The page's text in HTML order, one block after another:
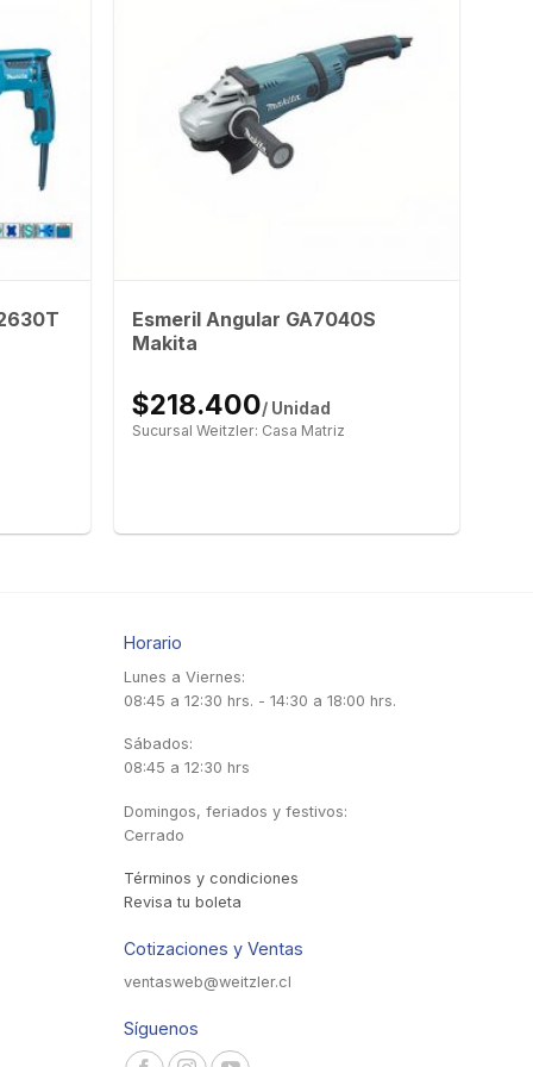
Esmeril Angular GA7040S
Makita
$218.400/ Unidad
Sucursal Weitzler: Casa Matriz
Horario
Lunes a Viernes:
08:45 a 12:30 hrs. - 14:30 a 18:00 hrs.
Sábados:
08:45 a 12:30 hrs
Domingos, feriados y festivos:
Cerrado
Términos y condiciones
Revisa tu boleta
Cotizaciones y Ventas
ventasweb@weitzler.cl
Síguenos